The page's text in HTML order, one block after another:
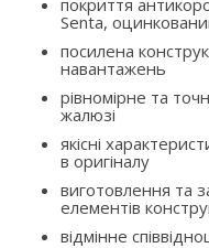
покриття
Senta,
посилена
навантажень
рівномірне та
жалюзі
якісні
в оригіналу
виготовлення та
елементів
відмінне